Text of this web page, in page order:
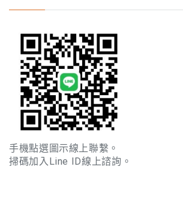
手機點選圖示線上聯繫。
掃碼加入Line ID線上諮詢。